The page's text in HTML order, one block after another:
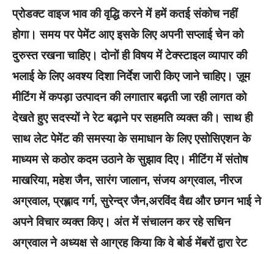
प्रोडक्ट वाइज भाव की वृद्धि करने में हमें कतई संकोच नहीं
होगा। समय पर पेमेंट आए इसके लिए अपनी सप्लाई चेन को
दुरुस्त रखना चाहिए। दोनों ही विषय में टेक्स्टाइल व्यापार की
भलाई के लिए अवश्य दिशा निर्देश जारी किए जाने चाहिए। ज़ूम
मीटिंग में कपड़ा उत्पादन की लगातार बढ़ती जा रही लागत को
देखते हुए सदस्यों ने रेट बढ़ाने पर सहमति व्यक्त की। साथ ही
साथ लेट पेमेंट की समस्या के समाधान के लिए एसोसिएशन के
माध्यम से कठोर कदम उठाने के सुझाव दिए। मीटिंग में संतोष
माखरिया, महेश जैन, सारंग जालान, संजय अग्रवाल, नीरज
अग्रवाल, प्रह्लाद गर्ग, सुरेन्द्र जैन,अरविंद वैद्य और छगन भाई ने
अपने विचार व्यक्त किए। अंत में संचालन कर रहे सचिन
अग्रवाल ने अध्यक्ष से आग्रह किया कि वे बोर्ड मेंबरों द्वारा रेट